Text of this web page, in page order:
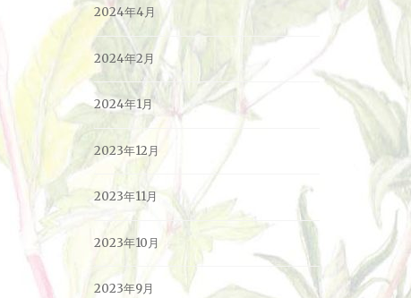
2024年4月
2024年2月
2024年1月
2023年12月
2023年11月
2023年10月
2023年9月